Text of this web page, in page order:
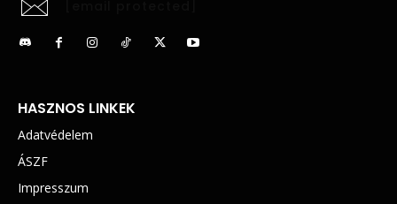
HASZNOS LINKEK
Adatvédelem
ÁSZF
Impresszum